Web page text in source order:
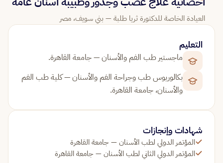
العيادة الخاصة للدكتورة ثريا طلبة — بني سويف، مصر
التعليم
ماجستير طب الفم والأسنان — جامعة القاهرة.
بكالوريوس طب وجراحة الفم والأسنان — كلية طب الفم
والأسنان، جامعة القاهرة.
شهادات وإنجازات
المؤتمر الدولي لطب الأسنان — جامعة القاهرة
المؤتمر الدولي الثاني لطب الأسنان — جامعة القاهرة